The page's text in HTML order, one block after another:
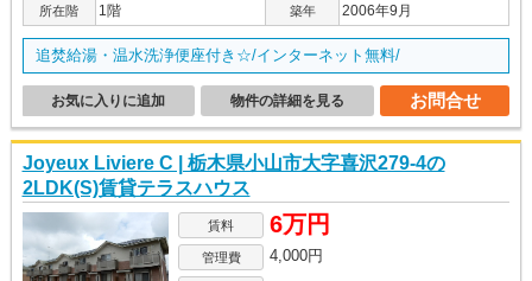
所在階 1階 築年 2006年9月
追焚給湯・温水洗浄便座付き☆/インターネット無料/
お問合せ
物件の詳細を見る
お気に入りに追加
Joyeux Liviere C | 栃木県小山市大字喜沢279-4の
2LDK(S)賃貸テラスハウス
賃料 6万円
管理費
4,000円